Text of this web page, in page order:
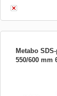
Metabo
550/600 mm